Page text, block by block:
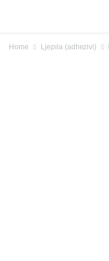
Home Ljepila (adhezivi)